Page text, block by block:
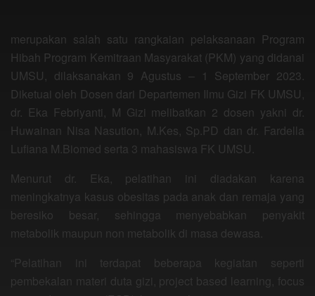
merupakan salah satu rangkaian pelaksanaan Program
Hibah Program Kemitraan Masyarakat (PKM) yang didanai
UMSU, dilaksanakan 9 Agustus – 1 September 2023.
Diketuai oleh Dosen dari Departemen Ilmu Gizi FK UMSU,
dr. Eka Febriyanti, M Gizi melibatkan 2 dosen yakni dr.
Huwainan Nisa Nasution, M.Kes, Sp.PD dan dr. Fardella
Lufiana M.Biomed serta 3 mahasiswa FK UMSU.
Menurut dr. Eka, pelatihan ini diadakan karena
meningkatnya kasus obesitas pada anak dan remaja yang
beresiko besar, sehingga menyebabkan penyakit
metabolik maupun non metabolik di masa dewasa.
“Pelatihan ini terdapat beberapa kegiatan seperti
pembekalan materi duta gizi, project based learning, focus